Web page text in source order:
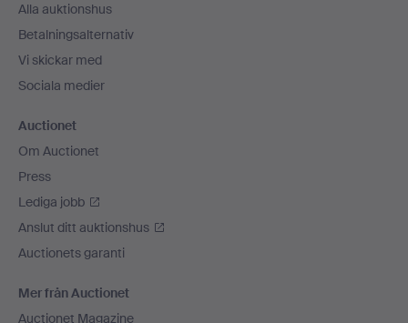
Alla auktionshus
Betalningsalternativ
Vi skickar med
Sociala medier
Auctionet
Om Auctionet
Press
Lediga jobb
Anslut ditt auktionshus
Auctionets garanti
Mer från Auctionet
Auctionet Magazine